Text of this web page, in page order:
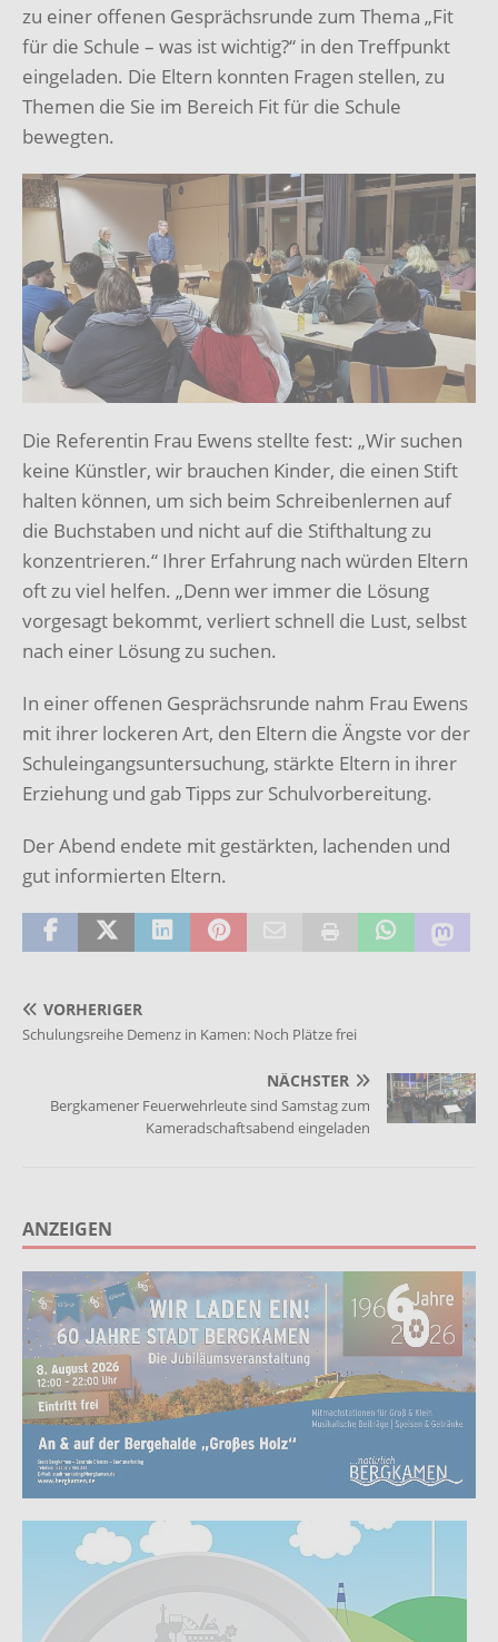
zu einer offenen Gesprächsrunde zum Thema „Fit
für die Schule – was ist wichtig?“ in den Treffpunkt
eingeladen. Die Eltern konnten Fragen stellen, zu
Themen die Sie im Bereich Fit für die Schule
bewegten.
Die Referentin Frau Ewens stellte fest: „Wir suchen
keine Künstler, wir brauchen Kinder, die einen Stift
halten können, um sich beim Schreibenlernen auf
die Buchstaben und nicht auf die Stifthaltung zu
konzentrieren.“ Ihrer Erfahrung nach würden Eltern
oft zu viel helfen. „Denn wer immer die Lösung
vorgesagt bekommt, verliert schnell die Lust, selbst
nach einer Lösung zu suchen.
In einer offenen Gesprächsrunde nahm Frau Ewens
mit ihrer lockeren Art, den Eltern die Ängste vor der
Schuleingangsuntersuchung, stärkte Eltern in ihrer
Erziehung und gab Tipps zur Schulvorbereitung.
Der Abend endete mit gestärkten, lachenden und
gut informierten Eltern.
VORHERIGER
Schulungsreihe Demenz in Kamen: Noch Plätze frei
NÄCHSTER
Bergkamener Feuerwehrleute sind Samstag zum
Kameradschaftsabend eingeladen
ANZEIGEN